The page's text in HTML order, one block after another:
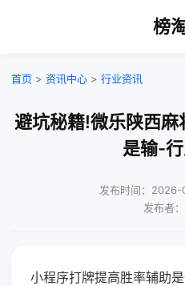
榜
首页 > 资讯中心 > 行业资讯
避坑秘籍!微乐陕西麻
是输-
发布时间：
发布者
小程序打牌提高胜率辅助